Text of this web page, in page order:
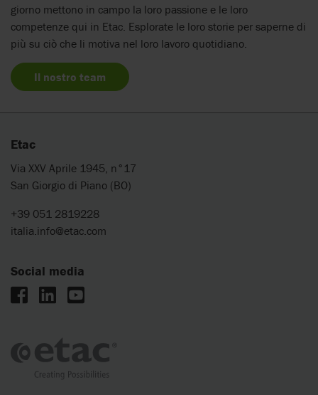
giorno mettono in campo la loro passione e le loro
competenze qui in Etac. Esplorate le loro storie per saperne di
più su ciò che li motiva nel loro lavoro quotidiano.
Il nostro team
Etac
Via XXV Aprile 1945, n°17
San Giorgio di Piano (BO)
+39 051 2819228
italia.info@etac.com
Social media